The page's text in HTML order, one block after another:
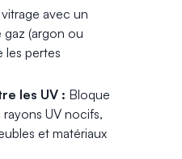
avec un
gaz (argon ou
les pertes
les UV : Bloque
rayons UV nocifs,
et matériaux